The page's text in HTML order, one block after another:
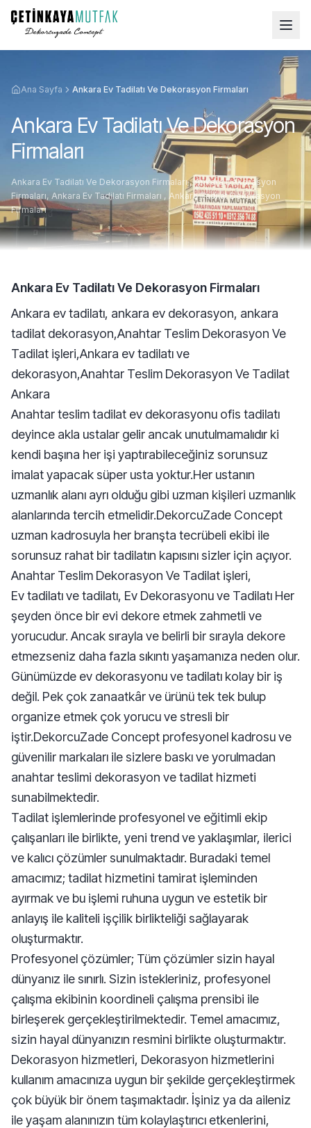
Ana Sayfa Ankara Ev Tadilatı Ve Dekorasyon Firmaları
Ankara Ev Tadilatı Ve Dekorasyon
Firmaları
Ankara Ev Tadilatı Ve Dekorasyon Firmaları , Ankara Dekorasyon
Firmaları, Ankara Ev Tadilatı Firmaları , Ankara Tadilat Dekorasyon
Firmaları
Ankara Ev Tadilatı Ve Dekorasyon Firmaları
Ankara ev tadilatı, ankara ev dekorasyon, ankara
tadilat dekorasyon,Anahtar Teslim Dekorasyon Ve
Tadilat işleri,Ankara ev tadilatı ve
dekorasyon,Anahtar Teslim Dekorasyon Ve Tadilat
Ankara
Anahtar teslim tadilat ev dekorasyonu ofis tadilatı
deyince akla ustalar gelir ancak unutulmamalıdır ki
kendi başına her işi yaptırabileceğiniz sorunsuz
imalat yapacak süper usta yoktur.Her ustanın
uzmanlık alanı ayrı olduğu gibi uzman kişileri uzmanlık
alanlarında tercih etmelidir.DekorcuZade Concept
uzman kadrosuyla her branşta tecrübeli ekibi ile
sorunsuz rahat bir tadilatın kapısını sizler için açıyor.
Anahtar Teslim Dekorasyon Ve Tadilat işleri,
Ev tadilatı ve tadilatı, Ev Dekorasyonu ve Tadilatı Her
şeyden önce bir evi dekore etmek zahmetli ve
yorucudur. Ancak sırayla ve belirli bir sırayla dekore
etmezseniz daha fazla sıkıntı yaşamanıza neden olur.
Günümüzde ev dekorasyonu ve tadilatı kolay bir iş
değil. Pek çok zanaatkâr ve ürünü tek tek bulup
organize etmek çok yorucu ve stresli bir
iştir.DekorcuZade Concept profesyonel kadrosu ve
güvenilir markaları ile sizlere baskı ve yorulmadan
anahtar teslimi dekorasyon ve tadilat hizmeti
sunabilmektedir.
Tadilat işlemlerinde profesyonel ve eğitimli ekip
çalışanları ile birlikte, yeni trend ve yaklaşımlar, ilerici
ve kalıcı çözümler sunulmaktadır. Buradaki temel
amacımız; tadilat hizmetini tamirat işleminden
ayırmak ve bu işlemi ruhuna uygun ve estetik bir
anlayış ile kaliteli işçilik birlikteliği sağlayarak
oluşturmaktır.
Profesyonel çözümler; Tüm çözümler sizin hayal
dünyanız ile sınırlı. Sizin istekleriniz, profesyonel
çalışma ekibinin koordineli çalışma prensibi ile
birleşerek gerçekleştirilmektedir. Temel amacımız,
sizin hayal dünyanızın resmini birlikte oluşturmaktır.
Dekorasyon hizmetleri, Dekorasyon hizmetlerini
kullanım amacınıza uygun bir şekilde gerçekleştirmek
çok büyük bir önem taşımaktadır. İşiniz ya da aileniz
ile yaşam alanınızın tüm kolaylaştırıcı etkenlerini,